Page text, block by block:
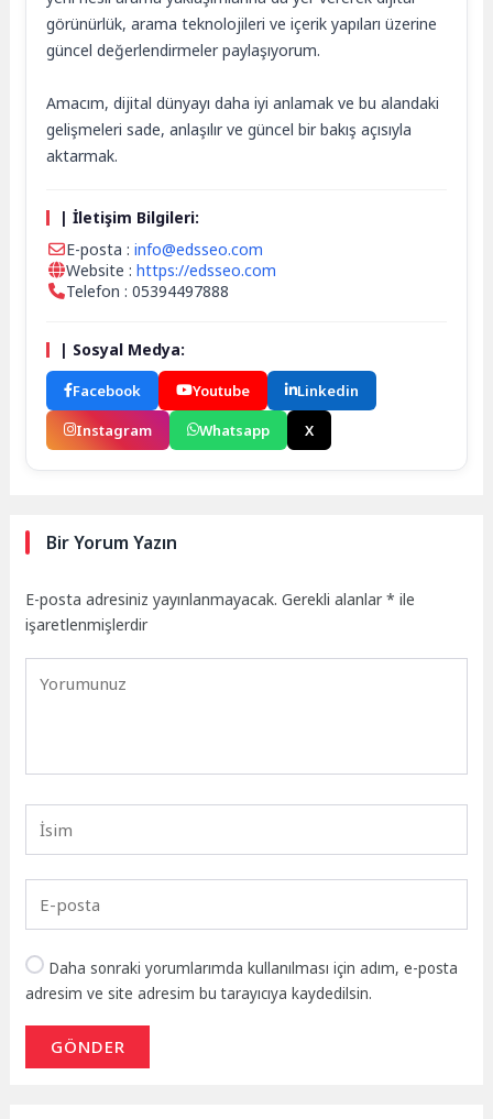
görünürlük, arama teknolojileri ve içerik yapıları üzerine
güncel değerlendirmeler paylaşıyorum.
Amacım, dijital dünyayı daha iyi anlamak ve bu alandaki
gelişmeleri sade, anlaşılır ve güncel bir bakış açısıyla
aktarmak.
| İletişim Bilgileri:
E-posta :info@edsseo.com
Website :https://edsseo.com
Telefon : 05394497888
| Sosyal Medya:
Facebook Youtube
Linkedin
Instagram
Whatsapp X
Bir Yorum Yazın
E-posta adresiniz yayınlanmayacak. Gerekli alanlar* ile
işaretlenmişlerdir
Daha sonraki yorumlarımda kullanılması için adım, e-posta
adresim ve site adresim bu tarayıcıya kaydedilsin.
GÖNDER